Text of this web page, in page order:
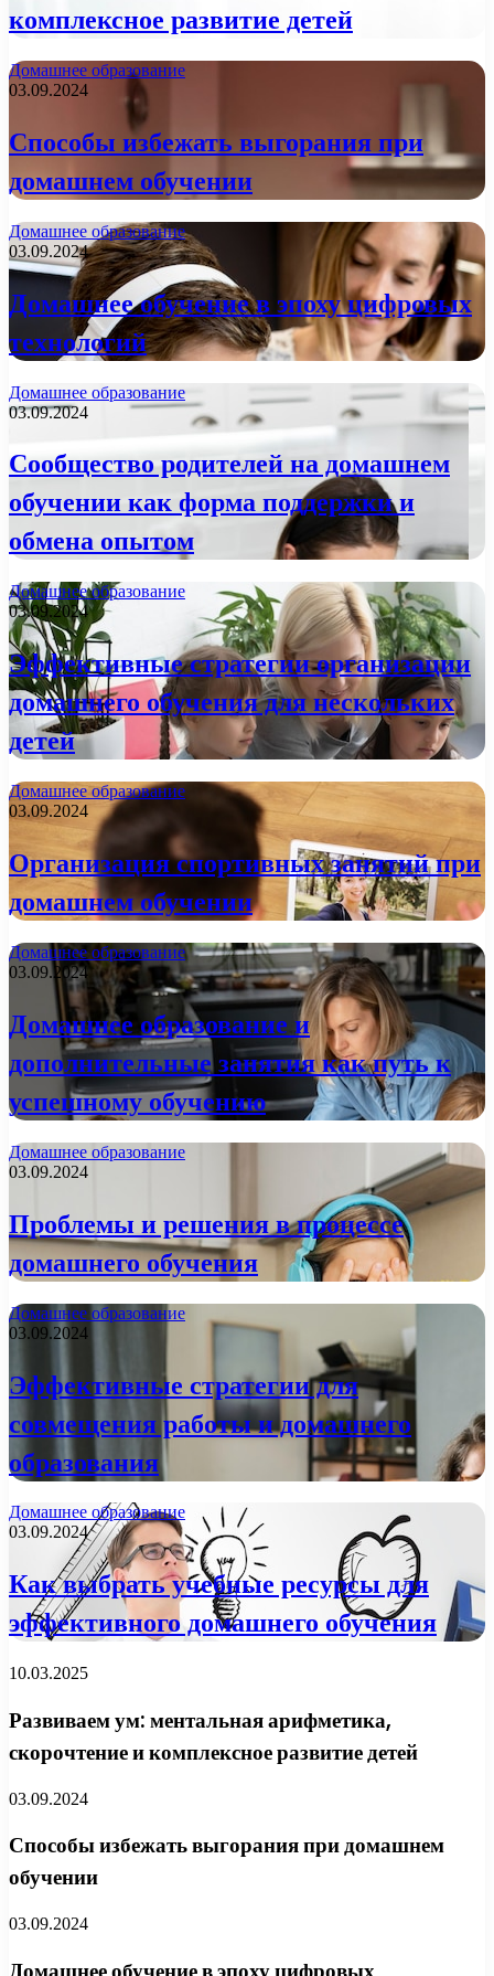
комплексное развитие детей
Домашнее образование
03.09.2024
Способы избежать выгорания при
домашнем обучении
Домашнее образование
03.09.2024
Домашнее обучение в эпоху цифровых
технологий
Домашнее образование
03.09.2024
Сообщество родителей на домашнем
обучении как форма поддержки и
обмена опытом
Домашнее образование
03.09.2024
Эффективные стратегии организации
домашнего обучения для нескольких
детей
Домашнее образование
03.09.2024
Организация спортивных занятий при
домашнем обучении
Домашнее образование
03.09.2024
Домашнее образование и
дополнительные занятия как путь к
успешному обучению
Домашнее образование
03.09.2024
Проблемы и решения в процессе
домашнего обучения
Домашнее образование
03.09.2024
Эффективные стратегии для
совмещения работы и домашнего
образования
Домашнее образование
03.09.2024
Как выбрать учебные ресурсы для
эффективного домашнего обучения
10.03.2025
Развиваем ум: ментальная арифметика,
скорочтение и комплексное развитие детей
03.09.2024
Способы избежать выгорания при домашнем
обучении
03.09.2024